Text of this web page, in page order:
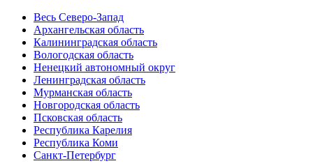
Весь Северо-Запад
Архангельская область
Калининградская область
Вологодская область
Ненецкий автономный округ
Ленинградская область
Мурманская область
Новгородская область
Псковская область
Республика Карелия
Республика Коми
Санкт-Петербург